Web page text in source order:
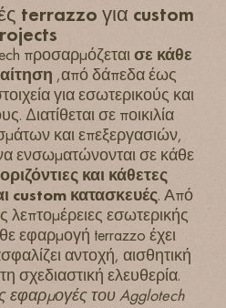
terrazzo για custom
προσαρμόζεταισε κάθε
,από δάπεδα έως
για εσωτερικούς και
Διατίθεται σε ποικιλία
και επεξεργασιών,
ενσωματώνονται σε κάθε
οριζόντιες και κάθετες
custom κατασκευές. Από
λεπτομέρειες εσωτερικής
εφαρμογή terrazzo έχει
αντοχή, αισθητική
σχεδιαστική ελευθερία.
εφαρμογές του Agglotech